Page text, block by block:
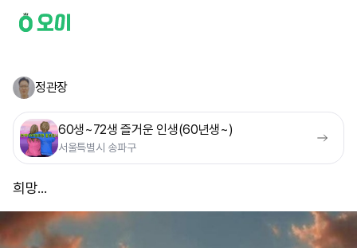
정관장
60생~72생 즐거운 인생(60년생~)
서울특별시 송파구
희망...